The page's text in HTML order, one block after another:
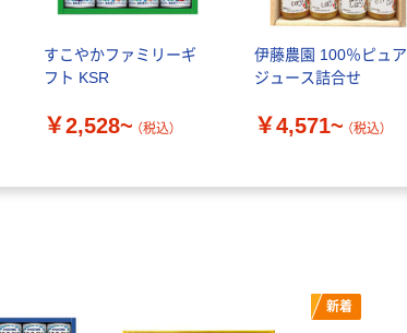
すこやかファミリーギ
フト KSR
￥2,528~ （税込）
伊藤農園 100％ピュア
ジュース詰合せ
￥4,571~ （税込）
新着